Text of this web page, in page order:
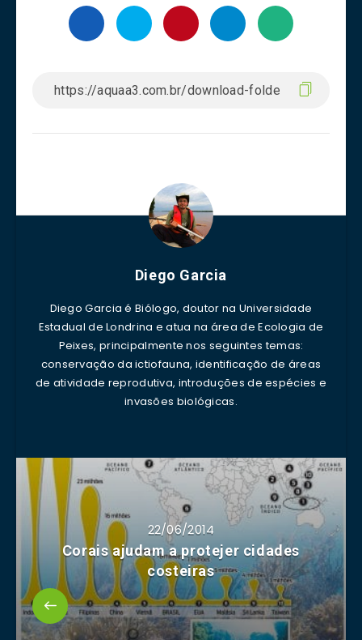
Diego Garcia
Diego Garcia é Biólogo, doutor na Universidade
Estadual de Londrina e atua na área de Ecologia de
Peixes, principalmente nos seguintes temas:
conservação da ictiofauna, identificação de áreas
de atividade reprodutiva, introduções de espécies e
invasões biológicas.
22/06/2014
Corais ajudam a protejer cidades
costeiras